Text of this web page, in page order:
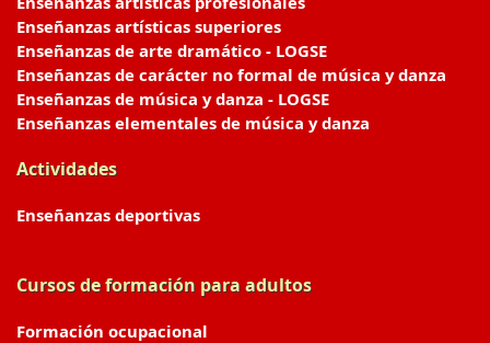
Enseñanzas artísticas superiores
Enseñanzas de arte dramático - LOGSE
Enseñanzas de carácter no formal de música y danza
Enseñanzas de música y danza - LOGSE
Enseñanzas elementales de música y danza
Actividades
Enseñanzas deportivas
Cursos de formación para adultos
Formación ocupacional